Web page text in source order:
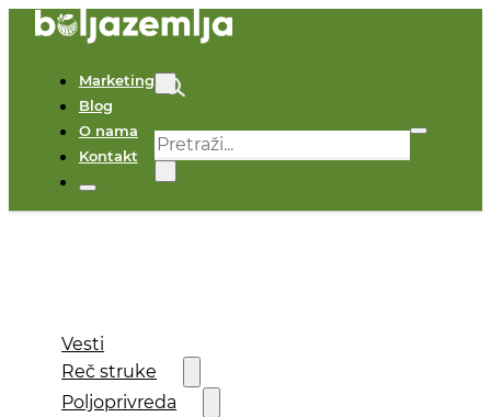
Marketing
Blog
O nama
Kontakt
Pretraga
Vesti
Reč struke
Poljoprivreda